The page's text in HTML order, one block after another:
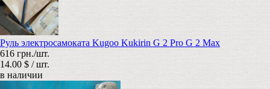
Руль электросамоката Kugoo Kukirin G 2 Pro G 2 Max
616 грн./шт.
14.00 $ / шт.
в наличии